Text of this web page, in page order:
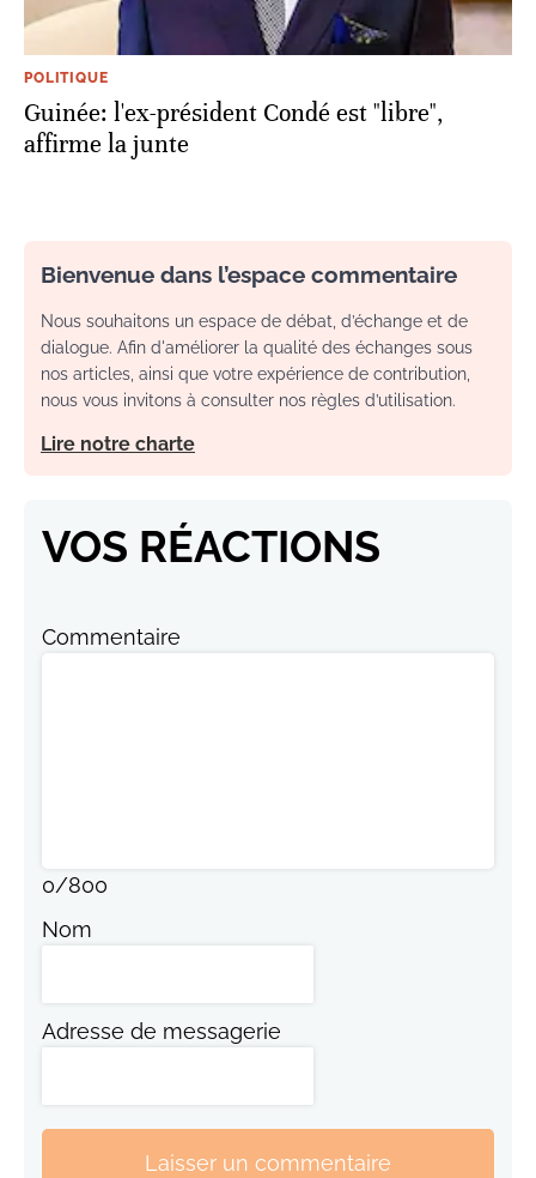
POLITIQUE
Guinée: l'ex-président Condé est "libre",
affirme la junte
Bienvenue dans l’espace commentaire
Nous souhaitons un espace de débat, d’échange et de
dialogue. Afin d'améliorer la qualité des échanges sous
nos articles, ainsi que votre expérience de contribution,
nous vous invitons à consulter nos règles d’utilisation.
Lire notre charte
VOS RÉACTIONS
Commentaire
0/800
Nom
Adresse de messagerie
Laisser un commentaire